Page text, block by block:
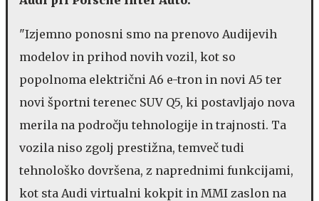
"Izjemno ponosni smo na prenovo Audijevih
modelov in prihod novih vozil, kot so
popolnoma električni A6 e-tron in novi A5 ter
novi športni terenec SUV Q5, ki postavljajo nova
merila na področju tehnologije in trajnosti. Ta
vozila niso zgolj prestižna, temveč tudi
tehnološko dovršena, z naprednimi funkcijami,
kot sta Audi virtualni kokpit in MMI zaslon na